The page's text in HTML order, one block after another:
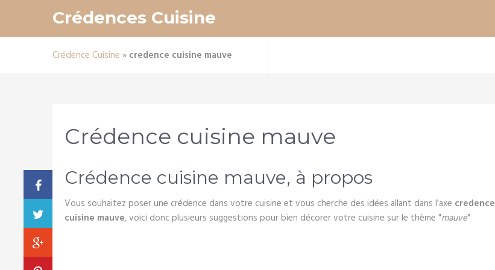
Crédences Cuisine
Crédence Cuisine » credence cuisine mauve
Crédence cuisine mauve
Crédence cuisine mauve, à propos
Vous souhaitez poser une crédence dans votre cuisine et vous cherche des idées allant dans l'axe credence
cuisine mauve, voici donc plusieurs suggestions pour bien décorer votre cuisine sur le thème "mauve"